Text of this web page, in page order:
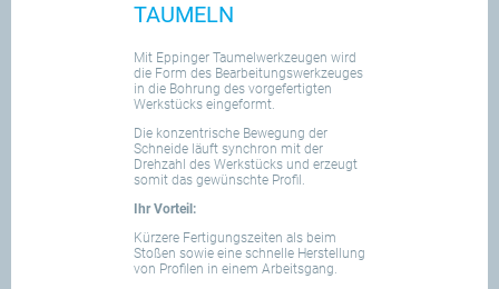
TAUMELN
Mit Eppinger Taumelwerkzeugen wird
die Form des Bearbeitungswerkzeuges
in die Bohrung des vorgefertigten
Werkstücks eingeformt.
Die konzentrische Bewegung der
Schneide läuft synchron mit der
Drehzahl des Werkstücks und erzeugt
somit das gewünschte Profil.
Ihr Vorteil:
Kürzere Fertigungszeiten als beim
Stoßen sowie eine schnelle Herstellung
von Profilen in einem Arbeitsgang.